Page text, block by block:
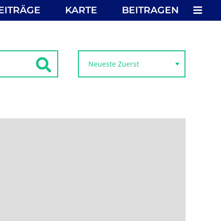
KARTE BEITRAGEN
SUCHEN